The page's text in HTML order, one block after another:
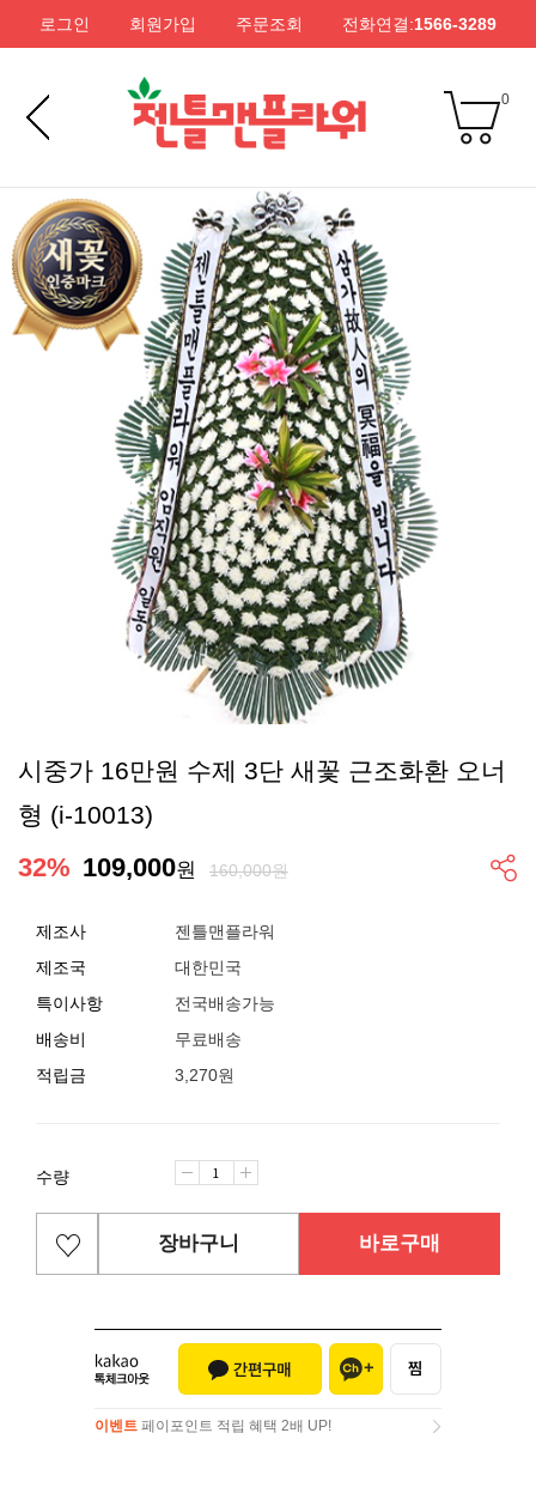
로그인 회원가입 주문조회 전화연결:1566-3289
0
시중가 16만원 수제 3단 새꽃 근조화환 오너
형 (i-10013)
32% 109,000원 160,000원
제조사
젠틀맨플라워
제조국
대한민국
특이사항
전국배송가능
배송비
무료배송
적립금
3,270원
수량
장바구니 바로구매
이벤트 페이포인트 적립 혜택 2배 UP!